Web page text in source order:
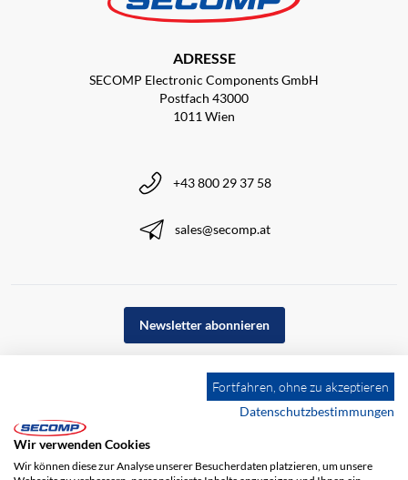
ADRESSE
SECOMP Electronic Components GmbH
Postfach 43000
1011 Wien
+43 800 29 37 58
sales@secomp.at
Newsletter abonnieren
Fortfahren, ohne zu akzeptieren
Datenschutzbestimmungen
Wir verwenden Cookies
Wir können diese zur Analyse unserer Besucherdaten platzieren, um unsere